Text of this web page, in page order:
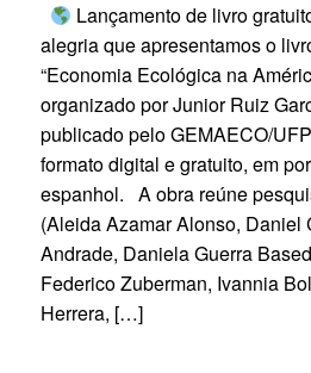
Lançamento de livro
alegria que apresentamos o
“Economia Ecológica na
organizado por Junior Ruiz
publicado pelo GEMAECO/
formato digital e gratuito, em
espanhol. A obra reúne
(Aleida Azamar Alonso, Daniel
Andrade, Daniela Guerra
Federico Zuberman, Ivannia
Herrera, […]